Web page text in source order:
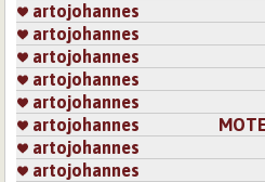
artojohannes
artojohannes
artojohannes
artojohannes
artojohannes
artojohannes
artojohannes
artojohannes